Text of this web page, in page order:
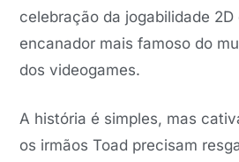
celebração da jogabilidade 2D
encanador mais famoso do
dos videogames.
A história é simples, mas
os irmãos Toad precisam